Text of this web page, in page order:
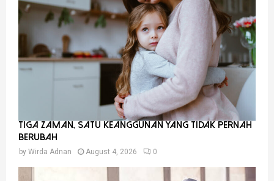
Tiga Zaman, Satu Keanggunan Yang Tidak Pernah
Berubah
by Wirda Adnan August 4, 2026 0